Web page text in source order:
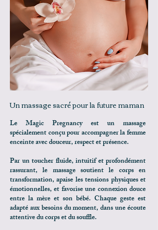
Un massage sacré pour la future maman
Le Magic Pregnancy est un massage
spécialement conçu pour accompagner la femme
enceinte avec douceur, respect et présence.
Par un toucher fluide, intuitif et profondément
rassurant, le massage soutient le corps en
transformation, apaise les tensions physiques et
émotionnelles, et favorise une connexion douce
entre la mère et son bébé. Chaque geste est
adapté aux besoins du moment, dans une écoute
attentive du corps et du souffle.